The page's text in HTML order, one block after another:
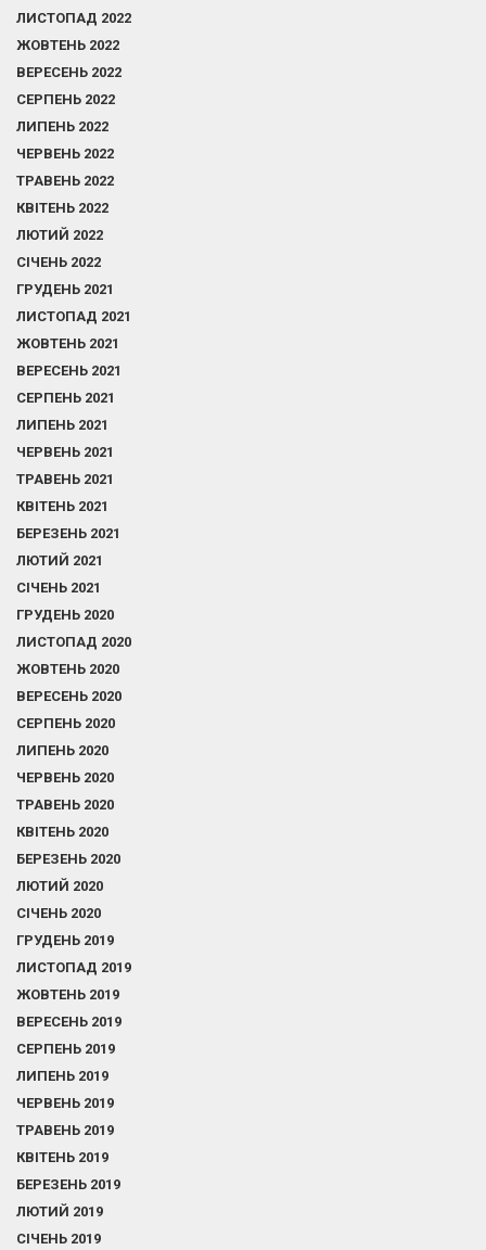
ЛИСТОПАД 2022
ЖОВТЕНЬ 2022
ВЕРЕСЕНЬ 2022
СЕРПЕНЬ 2022
ЛИПЕНЬ 2022
ЧЕРВЕНЬ 2022
ТРАВЕНЬ 2022
КВІТЕНЬ 2022
ЛЮТИЙ 2022
СІЧЕНЬ 2022
ГРУДЕНЬ 2021
ЛИСТОПАД 2021
ЖОВТЕНЬ 2021
ВЕРЕСЕНЬ 2021
СЕРПЕНЬ 2021
ЛИПЕНЬ 2021
ЧЕРВЕНЬ 2021
ТРАВЕНЬ 2021
КВІТЕНЬ 2021
БЕРЕЗЕНЬ 2021
ЛЮТИЙ 2021
СІЧЕНЬ 2021
ГРУДЕНЬ 2020
ЛИСТОПАД 2020
ЖОВТЕНЬ 2020
ВЕРЕСЕНЬ 2020
СЕРПЕНЬ 2020
ЛИПЕНЬ 2020
ЧЕРВЕНЬ 2020
ТРАВЕНЬ 2020
КВІТЕНЬ 2020
БЕРЕЗЕНЬ 2020
ЛЮТИЙ 2020
СІЧЕНЬ 2020
ГРУДЕНЬ 2019
ЛИСТОПАД 2019
ЖОВТЕНЬ 2019
ВЕРЕСЕНЬ 2019
СЕРПЕНЬ 2019
ЛИПЕНЬ 2019
ЧЕРВЕНЬ 2019
ТРАВЕНЬ 2019
КВІТЕНЬ 2019
БЕРЕЗЕНЬ 2019
ЛЮТИЙ 2019
СІЧЕНЬ 2019